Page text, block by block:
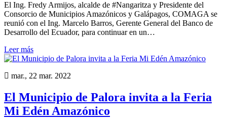
El Ing. Fredy Armijos, alcalde de #Nangaritza y Presidente del
Consorcio de Municipios Amazónicos y Galápagos, COMAGA se
reunió con el Ing. Marcelo Barros, Gerente General del Banco de
Desarrollo del Ecuador, para continuar en un…
Leer más
mar., 22 mar. 2022
El Municipio de Palora invita a la Feria
Mi Edén Amazónico